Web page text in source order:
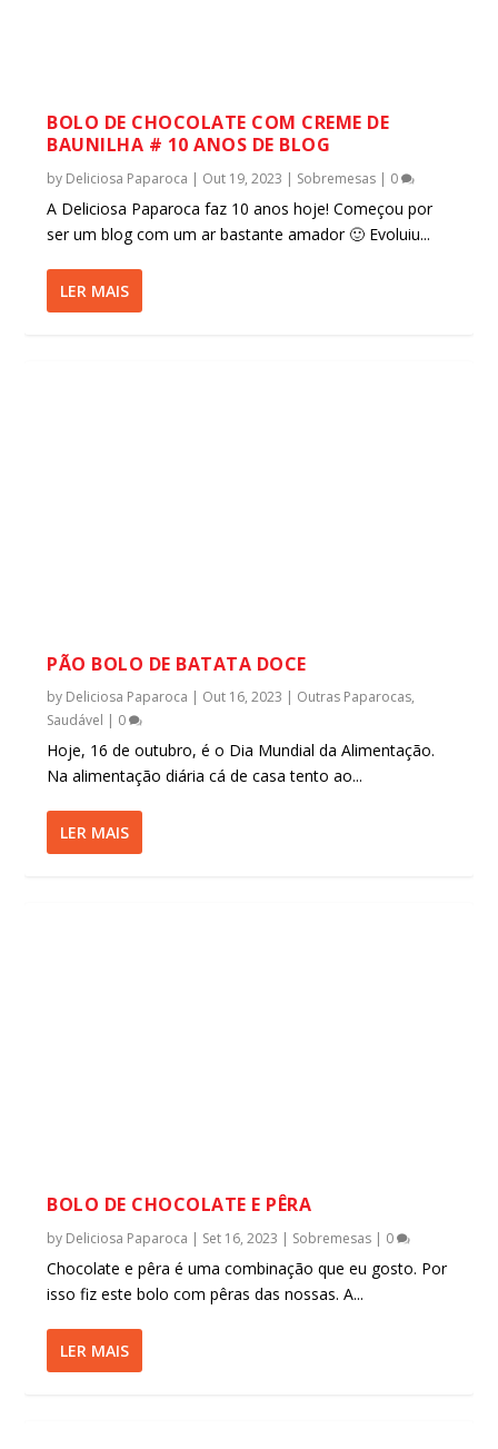
BOLO DE CHOCOLATE COM CREME DE
BAUNILHA # 10 ANOS DE BLOG
by Deliciosa Paparoca | Out 19, 2023 | Sobremesas | 0
A Deliciosa Paparoca faz 10 anos hoje! Começou por
ser um blog com um ar bastante amador 🙂 Evoluiu...
LER MAIS
PÃO BOLO DE BATATA DOCE
by Deliciosa Paparoca | Out 16, 2023 | Outras Paparocas,
Saudável | 0
Hoje, 16 de outubro, é o Dia Mundial da Alimentação.
Na alimentação diária cá de casa tento ao...
LER MAIS
BOLO DE CHOCOLATE E PÊRA
by Deliciosa Paparoca Set 16, 2023 Sobremesas 0
Chocolate e pêra é uma combinação que eu gosto. Por
isso fiz este bolo com pêras das nossas. A...
LER MAIS